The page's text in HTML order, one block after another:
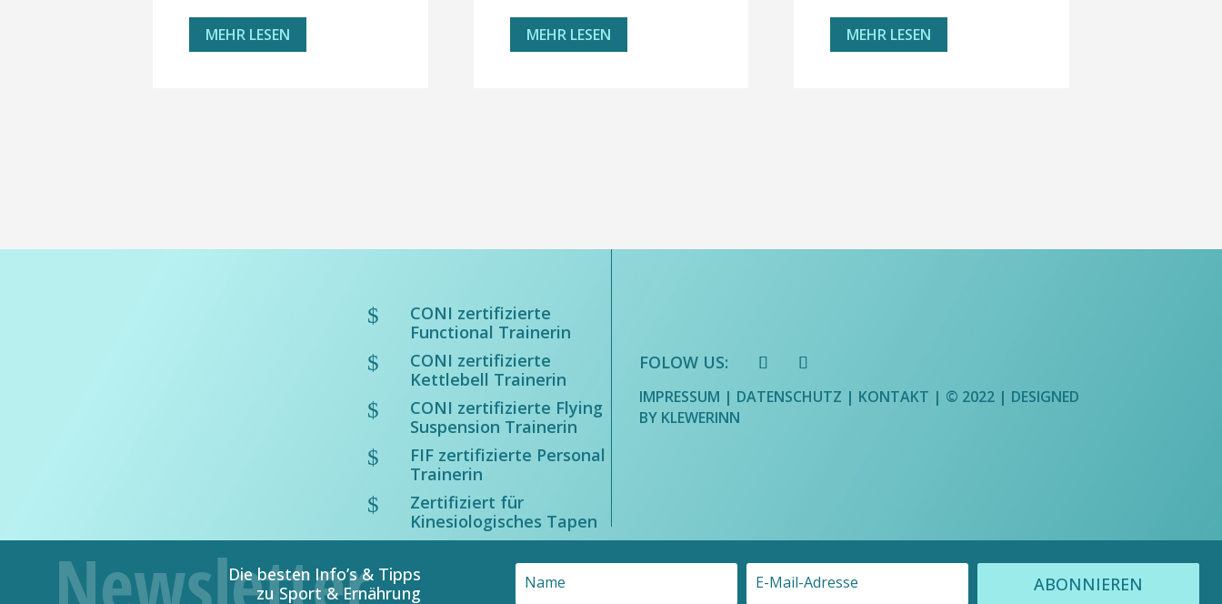
MEHR LESEN MEHR LESEN MEHR LESEN
$
CONI zertifizierte
Functional Trainerin
$
CONI zertifizierte
Kettlebell Trainerin
$
CONI zertifizierte Flying
Suspension Trainerin
$
FIF zertifizierte Personal
Trainerin
$
Zertifiziert für
Kinesiologisches Tapen
FOLOW US:
IMPRESSUM | DATENSCHUTZ | KONTAKT | © 2022 | DESIGNED
BY KLEWERINN
Die besten Info’s & Tipps
zu Sport & Ernährung
ABONNIEREN